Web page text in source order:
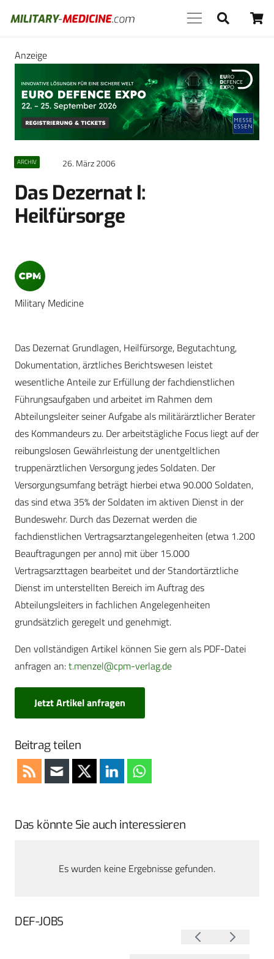
Anzeige
ARCHIV 26. März 2006
Das Dezernat I:
Heilfürsorge
Military Medicine
Das Dezernat Grundlagen, Heilfürsorge, Begutachtung,
Dokumentation, ärztliches Berichtswesen leistet
wesentliche Anteile zur Erfüllung der fachdienstlichen
Führungsaufgaben und arbeitet im Rahmen dem
Abteilungsleiter seiner Aufgabe als militärärztlicher Berater
des Kommandeurs zu. Der arbeitstägliche Focus liegt auf der
reibungslosen Gewährleistung der unentgeltlichen
truppenärztlichen Versorgung jedes Soldaten. Der
Versorgungsumfang beträgt hierbei etwa 90.000 Soldaten,
das sind etwa 35% der Soldaten im aktiven Dienst in der
Bundeswehr. Durch das Dezernat werden die
fachdienstlichen Vertragsarztangelegenheiten (etwa 1.200
Beauftragungen per anno) mit über 15.000
Vertragsarzttagen bearbeitet und der Standortärztliche
Dienst im unterstellten Bereich im Auftrag des
Abteilungsleiters in fachlichen Angelegenheiten
grundsätzlich geregelt und genehmigt.
Den vollständigen Artikel können Sie gern als PDF-Datei
anfragen an:t.menzel@cpm-verlag.de
Jetzt Artikel anfragen
Beitrag teilen
Das könnte Sie auch interessieren
Es wurden keine Ergebnisse gefunden.
DEF-JOBS